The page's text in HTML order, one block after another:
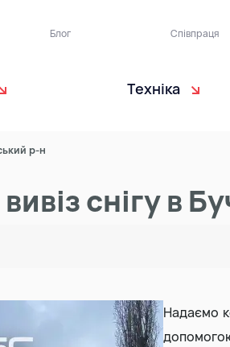
Блог Співпраця
Щебінь
Відсів
Техніка
Бульдозери
р-н
снігу в
Надаємо